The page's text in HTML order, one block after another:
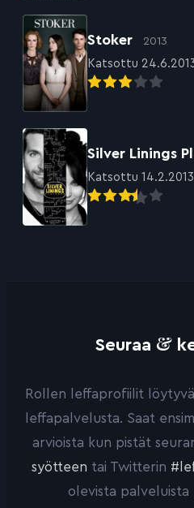
Stoker 2013
Katsottu
Silver Linings
Katsottu 14.2.2013
Seuraa &
Rollen leffaprofiilit
leffapalvelusta. Saat
arvioista kun pistät
syötteen tai Twitterin
olevista